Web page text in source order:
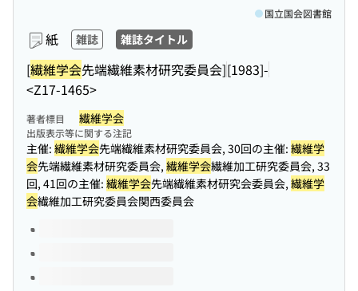
紙 雑誌 雑誌タイトル
[繊維学会先端繊維素材研究委員会][1983]-
<Z17-1465>
国立国会図書館
著者標目 繊維学会
出版表示等に関する注記
主催: 繊維学会先端繊維素材研究委員会, 30回の主催: 繊維学
会先端繊維素材研究委員会, 繊維学会繊維加工研究委員会, 33
回, 41回の主催: 繊維学会先端繊維素材研究会委員会, 繊維学
会繊維加工研究委員会関西委員会
このタイトルの巻号